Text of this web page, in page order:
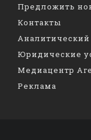
Предложить
Контакты
Аналитический
Юридические
Медиацентр
Реклама